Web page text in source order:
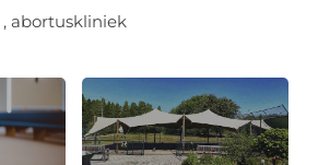
,abortuskliniek